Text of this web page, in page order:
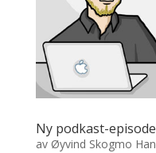
Ny podkast-
av Øyvind Skogmo